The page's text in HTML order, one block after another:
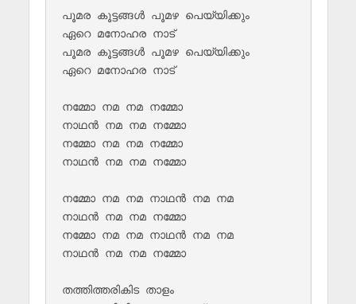
പൂമര കൂട്ടങ്ങൾ പൂമഴ പെയ്യിക്കും
ഏറെ മനോഹര നാട്
പൂമര കൂട്ടങ്ങൾ പൂമഴ പെയ്യിക്കും
ഏറെ മനോഹര നാട്
നമ്മോ നമ നമ നമ്മോ
നാഥൻ നമ നമ നമ്മോ
നമ്മോ നമ നമ നമ്മോ
നാഥൻ നമ നമ നമ്മോ
നമ്മോ നമ നമ നാഥൻ നമ നമ
നാഥൻ നമ നമ നമ്മോ
നമ്മോ നമ നമ നാഥൻ നമ നമ
നാഥൻ നമ നമ നമ്മോ
തത്തിത്തരികിട താളം